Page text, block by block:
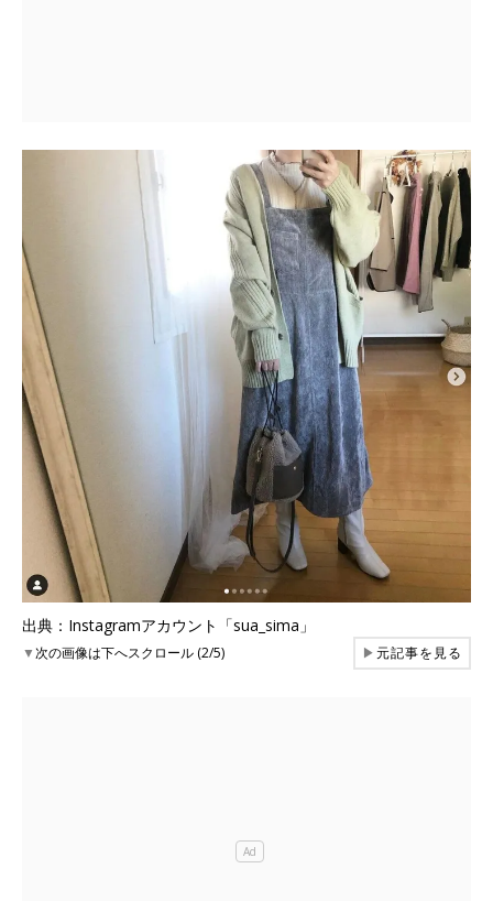
出典：Instagramアカウント「sua_sima」
▼次の画像は下へスクロール (2/5) ▶元記事を見る